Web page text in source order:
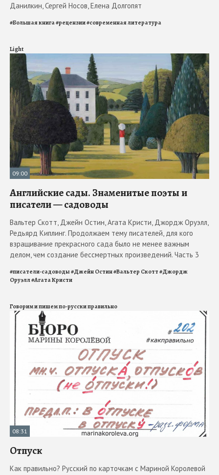
Данилкин, Сергей Носов, Елена Долгопят
#Большая книга#рецензии#современная литература
Light
09:00
Английские сады. Знаменитые поэты и
писатели — садоводы
Вальтер Скотт, Джейн Остин, Агата Кристи, Джордж Оруэлл,
Редьярд Киплинг. Продолжаем тему писателей, для кого
взращивание прекрасного сада было не менее важным
делом, чем создание бессмертных произведений. Часть 3
#писатели-садоводы#Джейн Остин#Вальтер Скотт#Джордж
Оруэлл#Агата Кристи
Говорим и пишем по-русски правильно
08:31
Отпуск
Как правильно? Русский по карточкам с Мариной Королевой